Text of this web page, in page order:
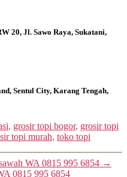
20, Jl. Sawo Raya, Sukatani,
Sentul City, Karang Tengah,
, grosir topi bogor, grosir topi
topi murah, toko topi
WA 0815 995 6854 →
0815 995 6854